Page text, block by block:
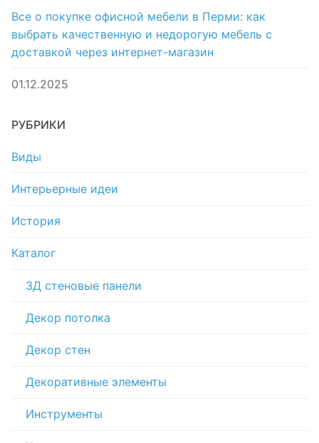
Все о покупке офисной мебели в Перми: как
выбрать качественную и недорогую мебель с
доставкой через интернет-магазин
01.12.2025
РУБРИКИ
Виды
Интерьерные идеи
История
Каталог
3Д стеновые панели
Декор потолка
Декор стен
Декоративные элементы
Инструменты